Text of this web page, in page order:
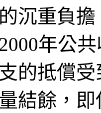
沉重負
年公
的抵償
結餘，